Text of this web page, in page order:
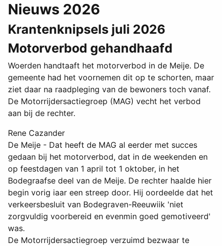
Nieuws 2026
Krantenknipsels juli 2026
Motorverbod gehandhaafd
Woerden handtaaft het motorverbod in de Meije. De
gemeente had het voornemen dit op te schorten, maar
ziet daar na raadpleging van de bewoners toch vanaf.
De Motorrijdersactiegroep (MAG) vecht het verbod
aan bij de rechter.
Rene Cazander
De Meije - Dat heeft de MAG al eerder met succes
gedaan bij het motorverbod, dat in de weekenden en
op feestdagen van 1 april tot 1 oktober, in het
Bodegraafse deel van de Meije. De rechter haalde hier
begin vorig iaar een streep door. Hij oordeelde dat het
verkeersbesluit van Bodegraven-Reeuwiik 'niet
zorgvuldig voorbereid en evenmin goed gemotiveerd'
was.
De Motorrijdersactiegroep verzuimd bezwaar te